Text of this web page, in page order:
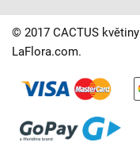
Často kladené dotazy
Časy doručení květin
Svatební floristika
Naše květinářství
Ceny za doručení
O nás
Cookies
Kontakt
© 2017 CACTUS
LaFlora.com.